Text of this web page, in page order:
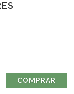
COMPRAR